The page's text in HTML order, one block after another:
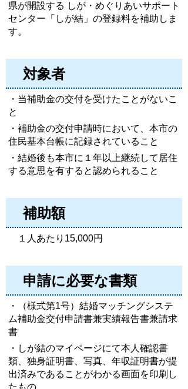
県が開設する しが・めぐりあいサポート
センター「しが結」の登録料を補助しま
す。
対象者
・当補助金の交付を受けたことがないこ
と
・補助金の交付申請時において、本市の
住民基本台帳に記録されていること
・結婚後も本市に１年以上継続して居住
する意思を有すると認められること
補助額
１人あたり15,000円
申請に必要な書類
・（様式第1号）結婚マッチングシステ
ム補助金交付申請書兼実績報告書兼請求
書
・しが結のマイページにて本人確認書
類、独身証明書、写真、年収証明書が提
出済みであることがわかる画面を印刷し